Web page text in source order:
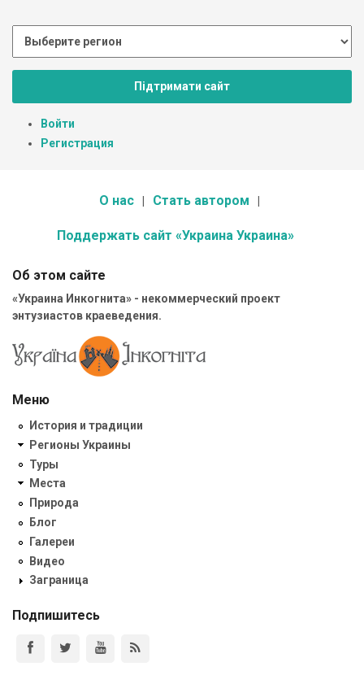
Підтримати сайт
Войти
Регистрация
О нас Стать автором
Поддержать сайт «Украина Украина»
Об этом сайте
«Украина Инкогнита» - некоммерческий проект
энтузиастов краеведения.
Меню
История и традиции
Регионы Украины
Туры
Места
Природа
Блог
Галереи
Видео
Заграница
Подпишитесь